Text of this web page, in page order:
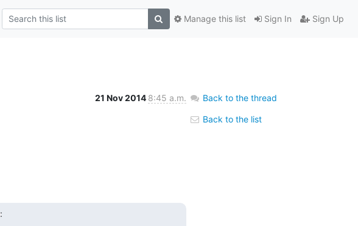
Sign In Sign Up
Manage this list
21 Nov 2014 8:45 a.m.
:
Back to the thread
Back to the list